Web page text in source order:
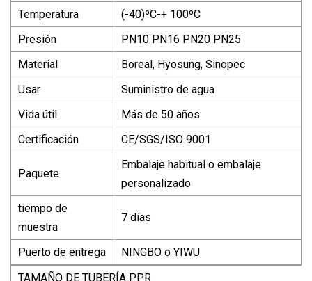
Temperatura
(-40)ºC-+ 100ºC
Presión
PN10 PN16 PN20 PN25
Material
Boreal, Hyosung, Sinopec
Usar
Suministro de agua
Vida útil
Más de 50 años
Certificación
CE/SGS/ISO 9001
Paquete
Embalaje habitual o embalaje
personalizado
tiempo de
muestra
7 días
Puerto de entrega
NINGBO o YIWU
TAMAÑO DE TUBERÍA PPR